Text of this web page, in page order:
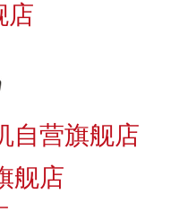
店
自营旗舰店
舰店